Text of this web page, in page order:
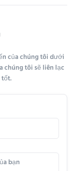
của chúng tôi dưới
chúng tôi sẽ liên lạc